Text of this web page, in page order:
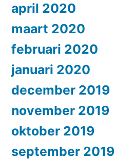
april 2020
maart 2020
februari 2020
januari 2020
december 2019
november 2019
oktober 2019
september 2019